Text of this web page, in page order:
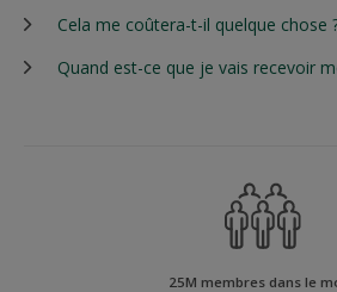
Cela me coûtera-t-il quelque chose
Quand est-ce que je vais recevoir
25M membres dans le